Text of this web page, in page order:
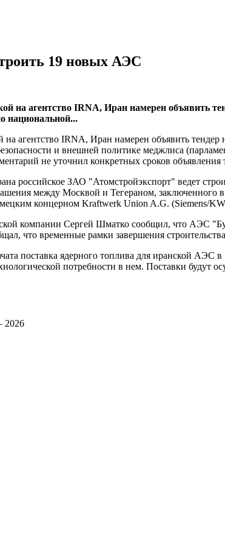
19 новых АЭС
на агентство IRNA, Иран намерен объявить
национальной...
агентство IRNA, Иран намерен объявить тендер
и внешней политике меджлиса
не уточнил конкретных сроков
российское ЗАО "Атомстройэкспорт" ведет
между Москвой и Тегераном, заключенного
концерном Kraftwerk Union A.G. (Siemens/
компании Сергей Шматко сообщил, что АЭС
что временные рамки завершения
поставка ядерного топлива для иранской
потребности в нем. Поставки будут
2026